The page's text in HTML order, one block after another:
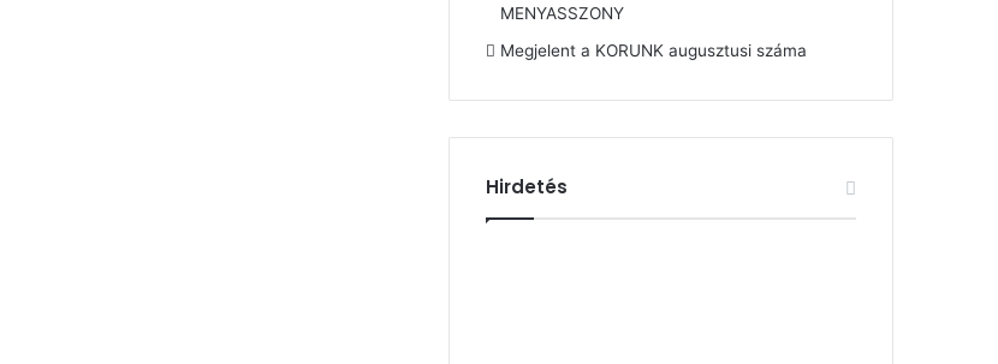
MENYASSZONY
Megjelent a KORUNK augusztusi száma
Hirdetés